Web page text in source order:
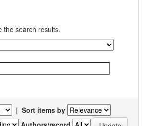
the search results.
| Sort items by